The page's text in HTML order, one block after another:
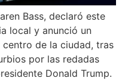
Bass, declaró este
local y anunció un
de la ciudad, tras
por las redadas
Donald Trump.